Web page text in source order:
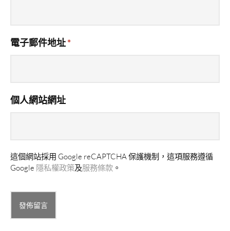
電子郵件地址*
個人網站網址
這個網站採用 Google reCAPTCHA 保護機制，這項服務遵循
Google 隱私權政策及服務條款 。